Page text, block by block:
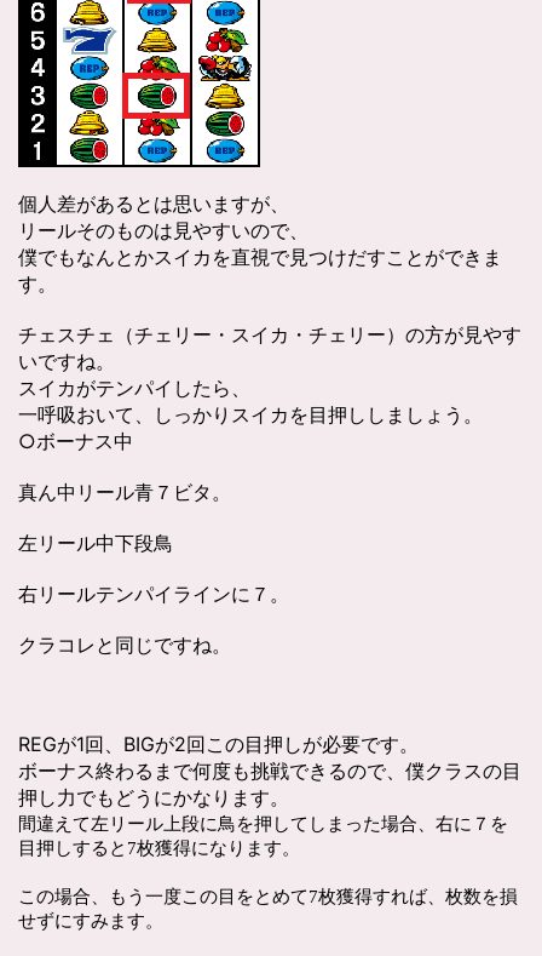
個人差があるとは思いますが、
リールそのものは見やすいので、
僕でもなんとかスイカを直視で見つけだすことができま
す。
チェスチェ（チェリー・スイカ・チェリー）の方が見やす
いですね。
スイカがテンパイしたら、
一呼吸おいて、しっかりスイカを目押ししましょう。
○ボーナス中
真ん中リール青７ビタ。
左リール中下段鳥
右リールテンパイラインに７。
クラコレと同じですね。
REGが1回、BIGが2回この目押しが必要です。
ボーナス終わるまで何度も挑戦できるので、僕クラスの目
押し力でもどうにかなります。
間違えて左リール上段に鳥を押してしまった場合、右に７を
目押しすると7枚獲得になります。
この場合、もう一度この目をとめて7枚獲得すれば、枚数を損
せずにすみます。